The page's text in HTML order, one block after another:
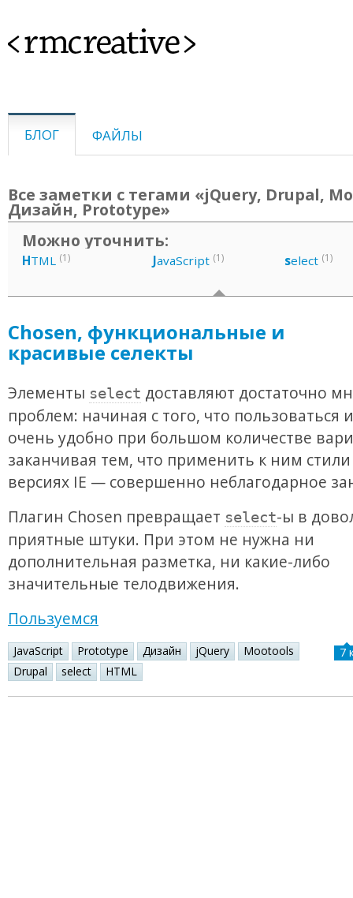
<rmcreative>
БЛОГ ФАЙЛЫ
Все заметки с тегами «jQuery, Drupal,
Дизайн, Prototype»
Можно уточнить:
HTML (1) JavaScript (1) select (1)
Chosen, функциональные и
красивые селекты
Элементы select доставляют достаточно
проблем: начиная с того, что пользоваться
очень удобно при большом количестве
заканчивая тем, что применить к ним
версиях IE — совершенно неблагодарное
Плагин Chosen превращает select-ы в
приятные штуки. При этом не нужна ни
дополнительная разметка, ни какие-либо
значительные телодвижения.
Пользуемся
JavaScript Prototype Дизайн jQuery
Mootools
Drupal
select HTML
7